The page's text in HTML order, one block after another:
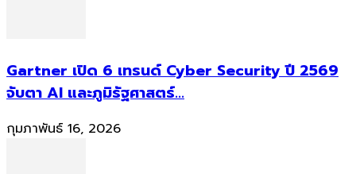
Gartner เปิด 6 เทรนด์ Cyber Security ปี 2569
จับตา AI และภูมิรัฐศาสตร์...
กุมภาพันธ์ 16, 2026